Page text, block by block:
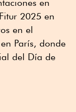
en
2025 en
en el
París, donde
del Día de